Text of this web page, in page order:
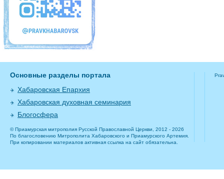
Основные разделы портала
Хабаровская Епархия
Хабаровская духовная семинария
Блогосфера
© Приамурская митрополия Русской Православной Церкви, 2012 - 2026
По благословению Митрополита Хабаровского и Приамурского Артемия.
При копировании материалов активная ссылка на сайт обязательна.